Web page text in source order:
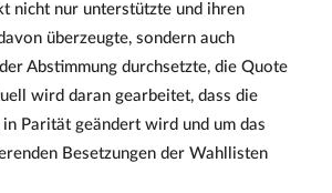
nicht nur unterstützte und ihren
überzeugte, sondern auch
Abstimmung durchsetzte, die Quote
wird daran gearbeitet, dass die
Parität geändert wird und um das
Besetzungen der Wahllisten